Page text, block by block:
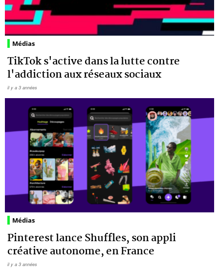
Médias
TikTok s'active dans la lutte contre
l'addiction aux réseaux sociaux
il y a 3 années
Médias
Pinterest lance Shuffles, son appli
créative autonome, en France
il y a 3 années